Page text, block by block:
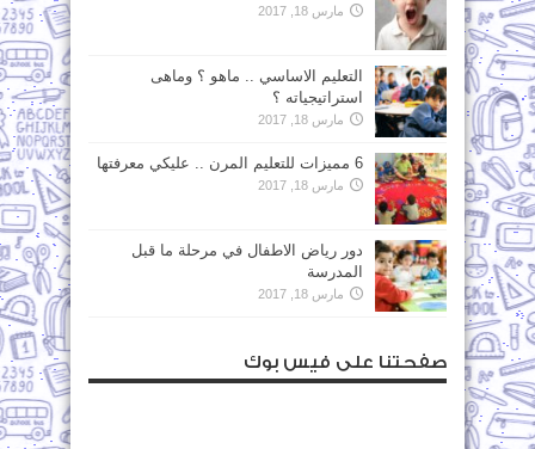
مارس 18, 2017
التعليم الاساسي .. ماهو ؟ وماهى
استراتيجياته ؟
مارس 18, 2017
6 مميزات للتعليم المرن .. عليكي معرفتها
مارس 18, 2017
دور رياض الاطفال في مرحلة ما قبل
المدرسة
مارس 18, 2017
صفحتنا على فيس بوك